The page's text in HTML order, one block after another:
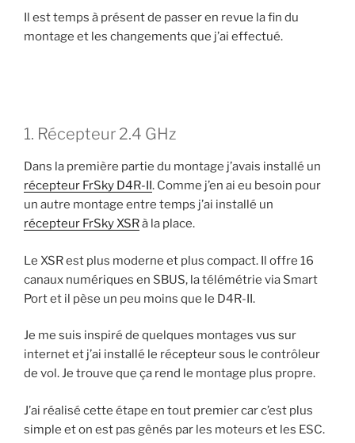
Il est temps à présent de passer en revue la fin du
montage et les changements que j’ai effectué.
1. Récepteur 2.4 GHz
Dans la première partie du montage j’avais installé un
récepteur FrSky D4R-II. Comme j’en ai eu besoin pour
un autre montage entre temps j’ai installé un
récepteur FrSky XSRà la place.
Le XSR est plus moderne et plus compact. Il offre 16
canaux numériques en SBUS, la télémétrie via Smart
Port et il pèse un peu moins que le D4R-II.
Je me suis inspiré de quelques montages vus sur
internet et j’ai installé le récepteur sous le contrôleur
de vol. Je trouve que ça rend le montage plus propre.
J’ai réalisé cette étape en tout premier car c’est plus
simple et on est pas gênés par les moteurs et les ESC.